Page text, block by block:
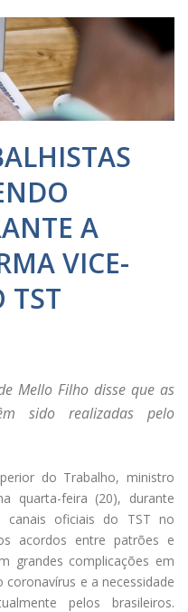
A
VICE-
TST
Mello Filho disse que as
sido realizadas pelo
do Trabalho, ministro
quarta-feira (20), durante
canais oficiais do TST no
acordos entre patrões e
grandes complicações em
e a necessidade
pelos brasileiros.